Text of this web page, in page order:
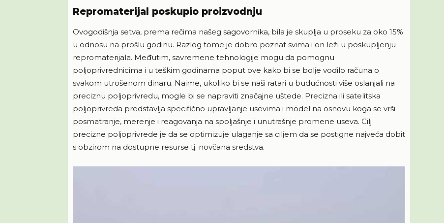
Repromaterijal poskupio proizvodnju
Ovogodišnja setva, prema rečima našeg sagovornika, bila je skuplja u proseku za oko 15%
u odnosu na prošlu godinu. Razlog tome je dobro poznat svima i on leži u poskupljenju
repromaterijala. Međutim, savremene tehnologije mogu da pomognu
poljoprivrednicima i u teškim godinama poput ove kako bi se bolje vodilo računa o
svakom utrošenom dinaru. Naime, ukoliko bi se naši ratari u budućnosti više oslanjali na
preciznu poljoprivredu, mogle bi se napraviti značajne uštede. Precizna ili satelitska
poljoprivreda predstavlja specifično upravljanje usevima i model na osnovu koga se vrši
posmatranje, merenje i reagovanja na spoljašnje i unutrašnje promene useva. Cilj
precizne poljoprivrede je da se optimizuje ulaganje sa ciljem da se postigne najveća dobit
s obzirom na dostupne resurse tj. novčana sredstva.